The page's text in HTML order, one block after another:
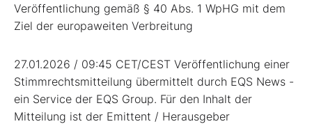
Veröffentlichung gemäß § 40 Abs. 1 WpHG mit dem
Ziel der europaweiten Verbreitung
27.01.2026 / 09:45 CET/CEST Veröffentlichung einer
Stimmrechtsmitteilung übermittelt durch EQS News -
ein Service der EQS Group. Für den Inhalt der
Mitteilung ist der Emittent / Herausgeber